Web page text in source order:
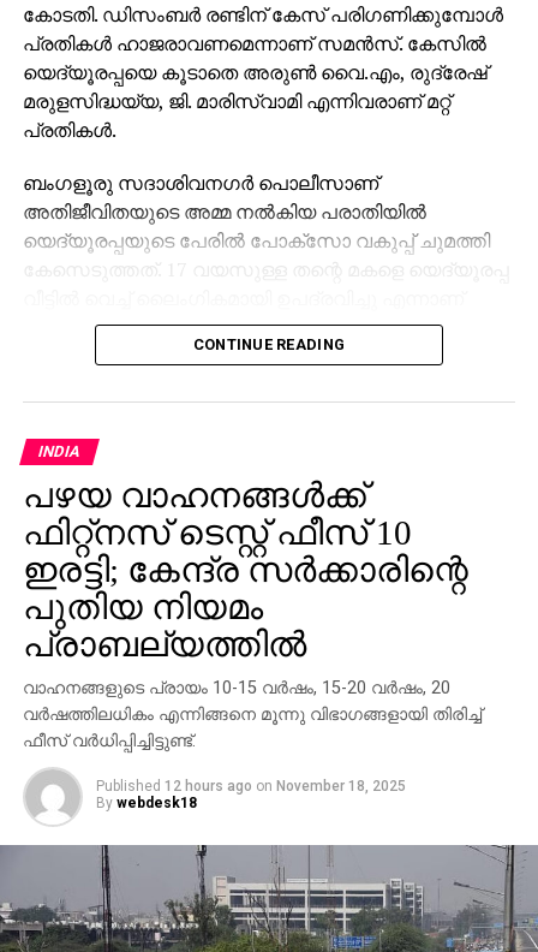
കോടതി. ഡിസംബര്‍ രണ്ടിന് കേസ് പരിഗണിക്കുമ്പോള്‍
പ്രതികള്‍ ഹാജരാവണമെന്നാണ് സമന്‍സ്. കേസില്‍
യെദ്യൂരപ്പയെ കൂടാതെ അരുണ്‍ വൈ.എം, രുദ്രേഷ്
മരുളസിദ്ധയ്യ, ജി. മാരിസ്വാമി എന്നിവരാണ് മറ്റ്
പ്രതികള്‍.
ബംഗളൂരു സദാശിവനഗര്‍ പൊലീസാണ്
അതിജീവിതയുടെ അമ്മ നല്‍കിയ പരാതിയില്‍
യെദ്യൂരപ്പയുടെ പേരില്‍ പോക്‌സോ വകുപ്പ് ചുമത്തി
കേസെടുത്തത്. 17 വയസുള്ള തന്റെ മകളെ യെദ്യൂരപ്പ
പെണ്‍കുട്ടിയുടെ അമ്മയുടെ പരാതി. അന്വേഷണം
പിന്നീട് സര്‍ക്കാര്‍ സിഐഡിക്ക് കൈമാറി. കേസ്
ആവശ്യപ്പെട്ട് സമന്‍സ് അയച്ചത് ചോദ്യം ചെയ്ത്
യെദ്യൂരപ്പ ഹൈക്കോടതിയെ സമീപിച്ചു. എന്നാല്‍,
കേസ് റദ്ദാക്കണമെന്ന യെദ്യൂരപ്പയുടെ ആവശ്യം
ഹൈക്കോടതി തള്ളിയിരുന്നു.
കേസില്‍ യെദ്യൂരപ്പ വിചാരണ നേരിടണമെന്നും
ഹൈക്കോടതി വിധിച്ചിരുന്നു. കേസിന്റെ വിചാരണയില്‍
അത്യാവശ്യമല്ലെങ്കില്‍ നേരിട്ട് ഹാജരാകാന്‍
ഉത്തരവിട്ടു. ജസ്റ്റിസ് എം.ഐ അരുണിന്റെ സിംഗിള്‍
ബെഞ്ചിന്റെയായിരുന്നു വിധി. ഹൈക്കോടതി വിധിക്ക്
പിന്നാലെ സ്‌പെഷ്യല്‍ പബ്ലിക്ക് പ്രോസിക്യൂട്ടര്‍
അശോക് നായിക് അതിവേഗ കോടതിയെ
സമീപിക്കുകയായിരുന്നു.
CONTINUE READING
INDIA
പഴയ വാഹനങ്ങള്‍ക്ക്
ഫിറ്റ്‌നസ് ടെസ്റ്റ് ഫീസ് 10
ഇരട്ടി; കേന്ദ്ര സര്‍ക്കാരിന്റെ
പുതിയ നിയമം
പ്രാബല്യത്തില്‍
വാഹനങ്ങളുടെ പ്രായം 10-15 വര്‍ഷം, 15-20 വര്‍ഷം, 20
വര്‍ഷത്തിലധികം എന്നിങ്ങനെ മൂന്നു വിഭാഗങ്ങളായി തിരിച്ച്
ഫീസ് വര്‍ധിപ്പിച്ചിട്ടുണ്ട്.
Published 12 hours ago on November 18, 2025
By webdesk18